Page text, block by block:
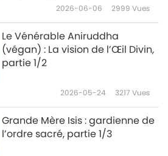
2026-06-06 2999 Vues
Le Vénérable Aniruddha
(végan) : La vision de l’Œil Divin,
partie 1/2
2026-05-24 3217 Vues
Grande Mère Isis : gardienne de
l’ordre sacré, partie 1/3